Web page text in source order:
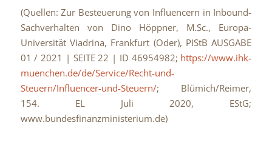
(Quellen: Zur Besteuerung von Influencern in Inbound-
Sachverhalten von Dino Höppner, M.Sc., Europa-
Universität Viadrina, Frankfurt (Oder), PIStB AUSGABE
01 / 2021 | SEITE 22 | ID 46954982; https://www.ihk-
muenchen.de/de/Service/Recht-und-
Steuern/Influencer-und-Steuern/; Blümich/Reimer,
154. EL Juli 2020, EStG;
www.bundesfinanzministerium.de)